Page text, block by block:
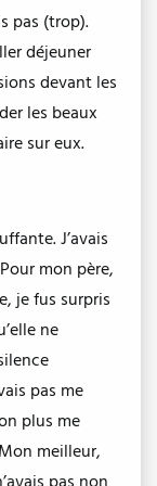
pas (trop).
déjeuner
devant les
les beaux
sur eux.
J’avais
mon père,
je fus surpris
ne
pas me
plus me
meilleur,